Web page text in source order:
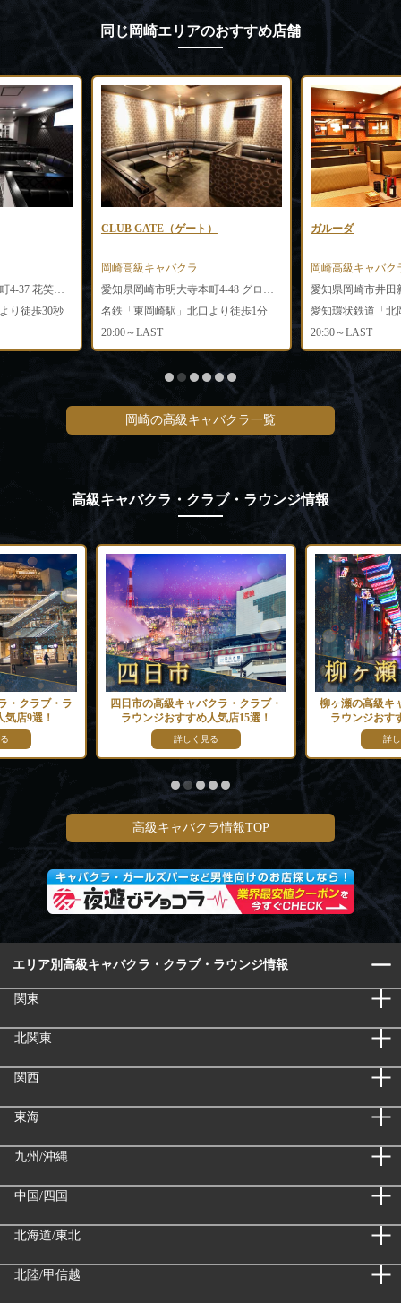
同じ岡崎エリアのおすすめ店舗
愛知県岡崎市明大寺本町4-37 花笑ビルミラノ2F
り徒歩30秒
CLUB GATE（ゲート）
岡崎高級キャバクラ
愛知県岡崎市明大寺本町4-48 グロリアウエストビル3F
名鉄「東岡崎駅」北口より徒歩1分
20:00～LAST
ガルーダ
岡崎高級キャバク
愛知県岡崎市井田
20:30～LAST
岡崎の高級キャバクラ一覧
高級キャバクラ・クラブ・ラウンジ情報
・クラブ・ラ
店9選！
四日市の高級キャバクラ・クラブ・
ラウンジおすすめ人気店15選！
詳しく見る
柳ヶ瀬の高級キ
ラウンジおす
詳
高級キャバクラ情報TOP
エリア別高級キャバクラ・クラブ・ラウンジ情報
関東
北関東
関西
東海
九州/沖縄
中国/四国
北海道/東北
北陸/甲信越